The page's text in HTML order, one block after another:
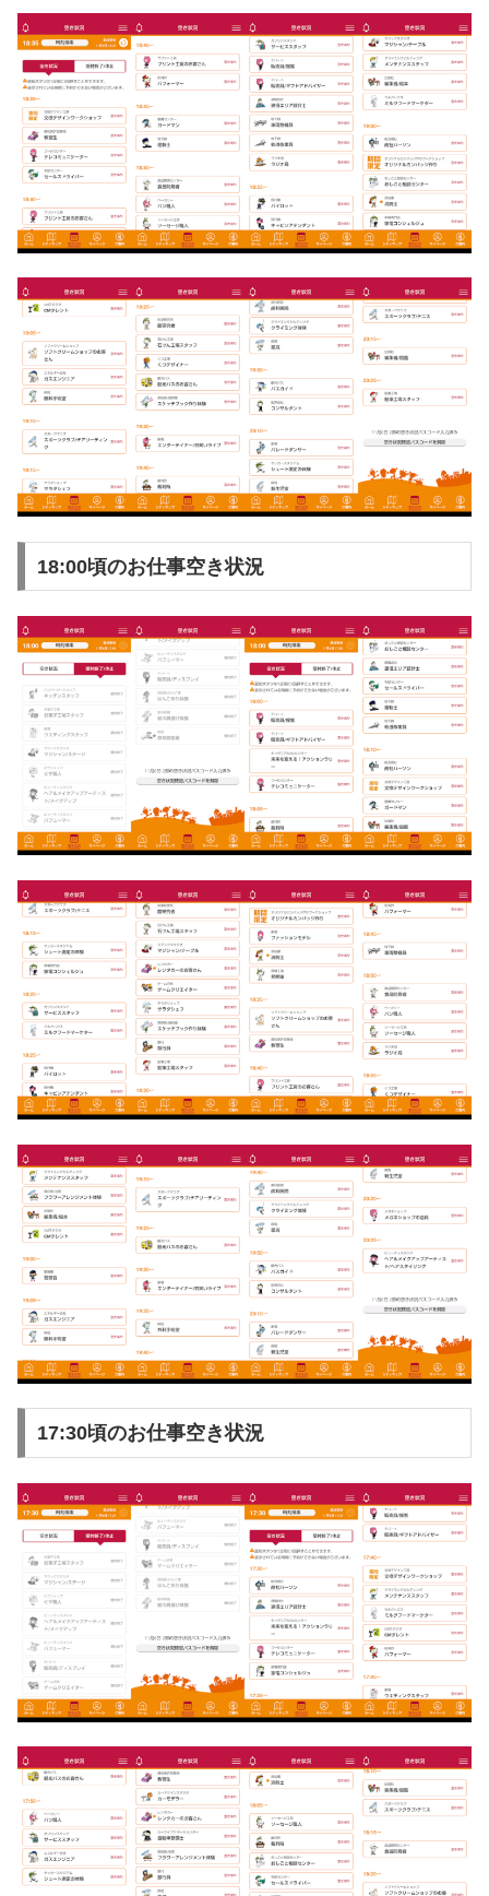
18:00頃のお仕事空き状況
17:30頃のお仕事空き状況